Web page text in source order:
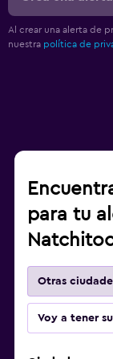
Al crear una alerta de
nuestra política de
para tu
Otras
Voy a tener